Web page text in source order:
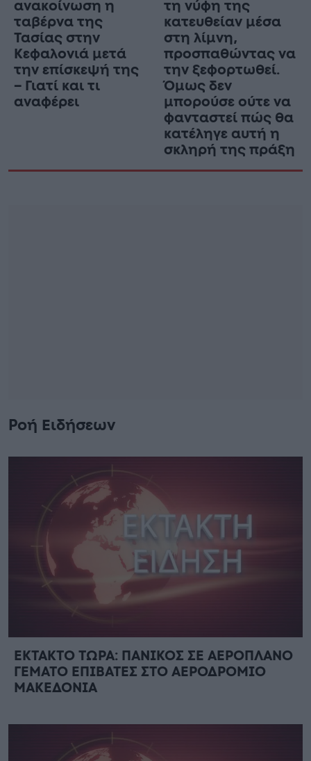
ανακοίνωση η
ταβέρνα της
Τασίας στην
Κεφαλονιά μετά
την επίσκεψή της
– Γιατί και τι
αναφέρει
τη νύφη της
κατευθείαν μέσα
στη λίμνη,
προσπαθώντας να
την ξεφορτωθεί.
Όμως δεν
μπορούσε ούτε να
φανταστεί πώς θα
κατέληγε αυτή η
σκληρή της πράξη
Ροή Ειδήσεων
ΕΚΤΑΚΤΟ ΤΩΡΑ: ΠΑΝΙΚΟΣ ΣΕ ΑΕΡΟΠΛΑΝΟ
ΓΕΜΑΤΟ ΕΠΙΒΑΤΕΣ ΣΤΟ ΑΕΡΟΔΡΟΜΙΟ
ΜΑΚΕΔΟΝΙΑ